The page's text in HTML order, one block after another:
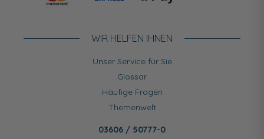
WIR HELFEN IHNEN
Unser Service für Sie
Glossar
Häufige Fragen
Themenwelt
03606 / 50777-0